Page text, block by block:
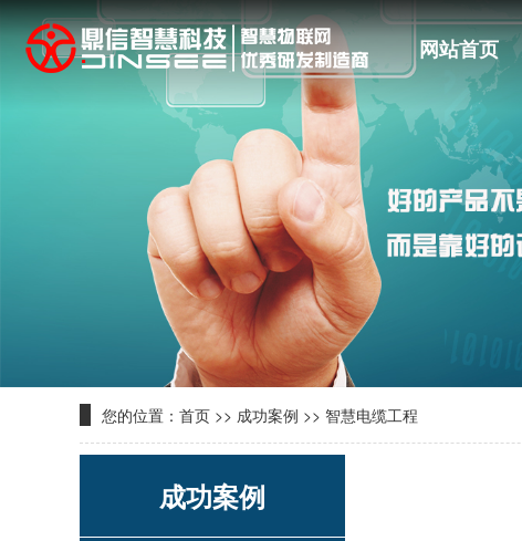
网站首页
您的位置： 首页 >> 成功案例 >> 智慧电缆工程
成功案例